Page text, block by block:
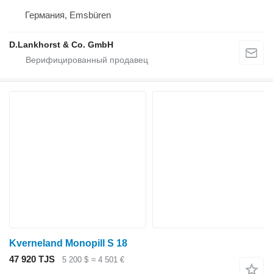
Германия, Emsbüren
D.Lankhorst & Co. GmbH
Kverneland Monopill S 18
47 920 TJS
5 200 $ ≈ 4 501 €